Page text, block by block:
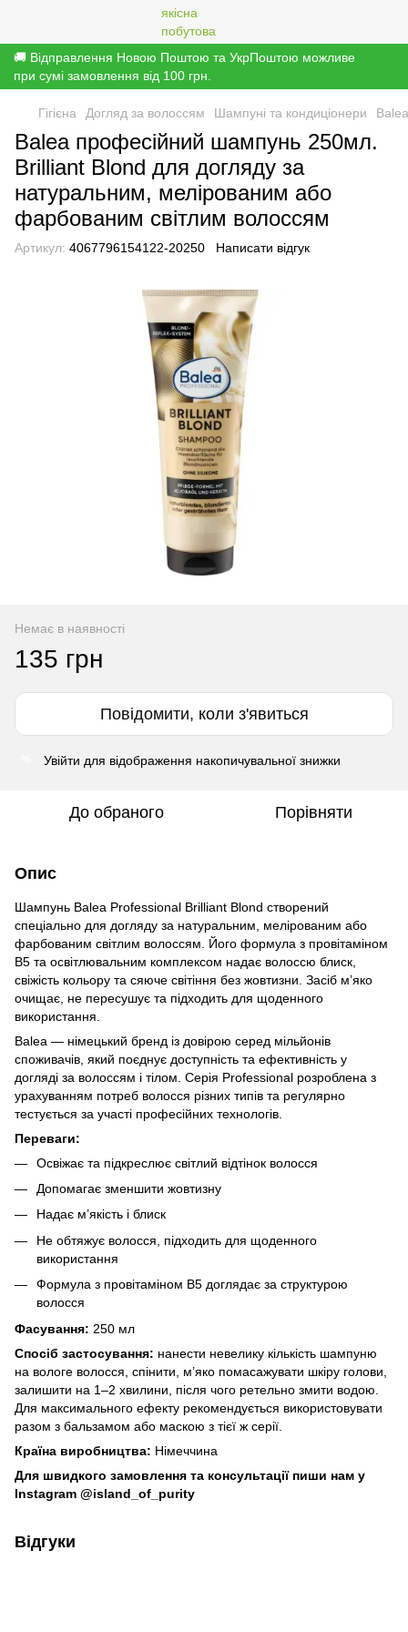
🚚 Відправлення Новою Поштою та УкрПоштою можливе
при сумі замовлення від 100 грн.
Гігієна Догляд за волоссям Шампуні та кондиціонери
Balea професійний шампунь 250мл.
Brilliant Blond для догляду за
натуральним, мелірованим або
фарбованим світлим волоссям
Артикул: 4067796154122-20250 Написати відгук
Немає в наявності
135 грн
Повідомити, коли з'явиться
Увійти для відображення накопичувальної знижки
До обраного Порівняти
Опис
Шампунь Balea Professional Brilliant Blond створений
спеціально для догляду за натуральним, мелірованим або
фарбованим світлим волоссям. Його формула з провітаміном
B5 та освітлювальним комплексом надає волоссю блиск,
свіжість кольору та сяюче світіння без жовтизни. Засіб м’яко
очищає, не пересушує та підходить для щоденного
використання.
Balea — німецький бренд із довірою серед мільйонів
споживачів, який поєднує доступність та ефективність у
догляді за волоссям і тілом. Серія Professional розроблена з
урахуванням потреб волосся різних типів та регулярно
тестується за участі професійних технологів.
Переваги:
Освіжає та підкреслює світлий відтінок волосся
Допомагає зменшити жовтизну
Надає м’якість і блиск
Не обтяжує волосся, підходить для щоденного
використання
Формула з провітаміном B5 доглядає за структурою
волосся
Фасування: 250 мл
Спосіб застосування: нанести невелику кількість шампуню
на вологе волосся, спінити, м’яко помасажувати шкіру голови,
залишити на 1–2 хвилини, після чого ретельно змити водою.
Для максимального ефекту рекомендується використовувати
разом з бальзамом або маскою з тієї ж серії.
Країна виробництва: Німеччина
Для швидкого замовлення та консультації пиши нам у
Instagram @island_of_purity
Відгуки